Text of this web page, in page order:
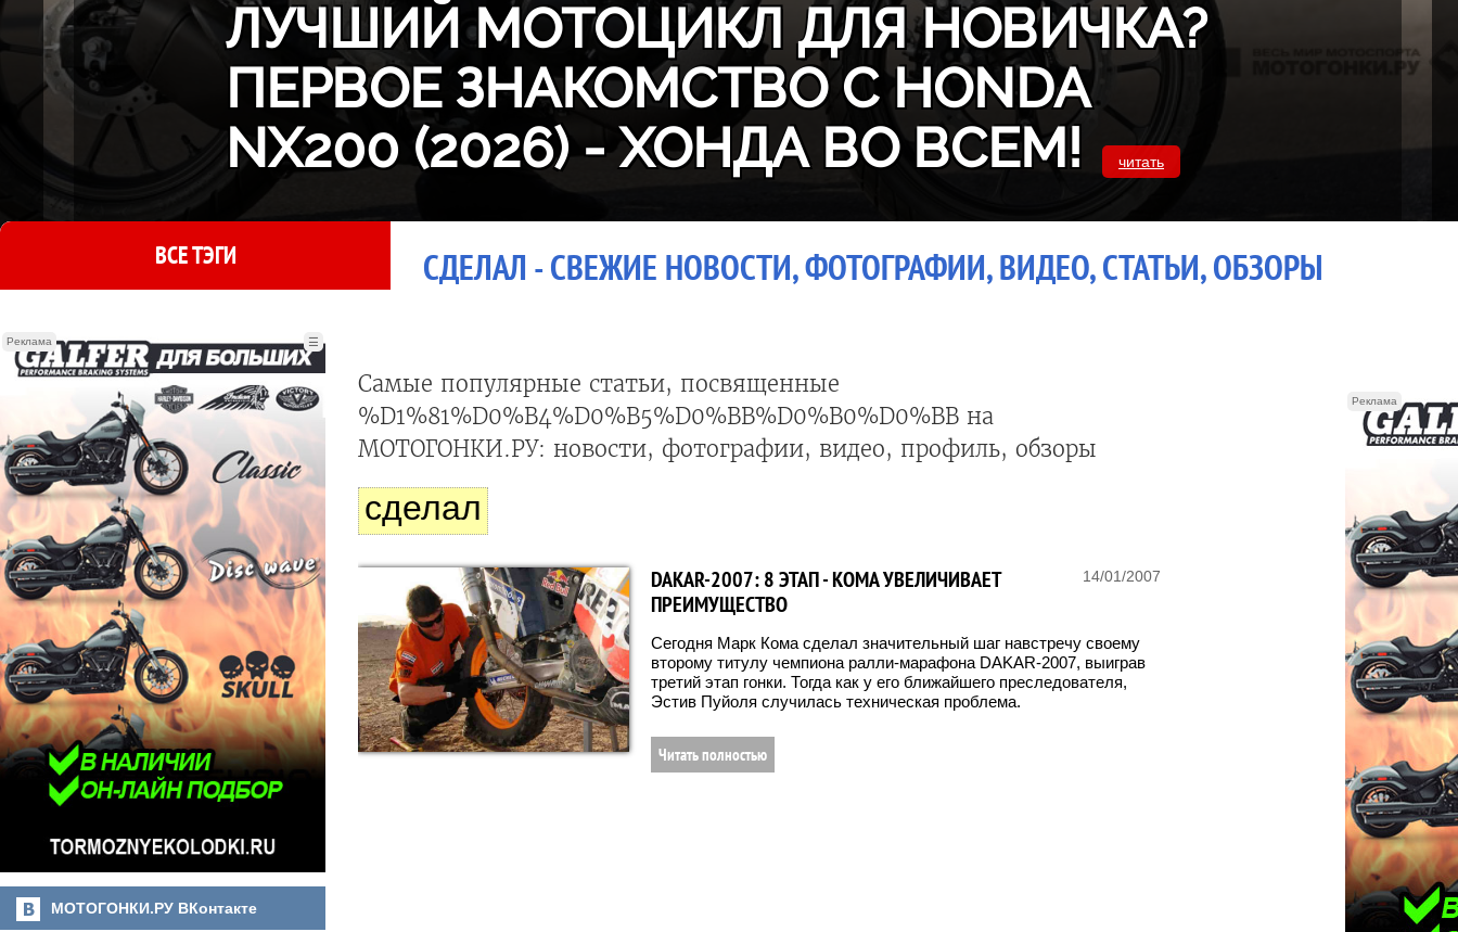
ЛУЧШИЙ МОТОЦИКЛ ДЛЯ НОВИЧКА?
ПЕРВОЕ ЗНАКОМСТВО С HONDA
NX200 (2026) - ХОНДА ВО ВСЕМ!
читать
ВСЕ ТЭГИ СДЕЛАЛ - СВЕЖИЕ НОВОСТИ, ФОТОГРАФИИ, ВИДЕО, СТАТЬИ, ОБЗОРЫ
Реклама ☰
МОТОГОНКИ.РУ ВКонтакте
Самые популярные статьи, посвященные
%D1%81%D0%B4%D0%B5%D0%BB%D0%B0%D0%BB на
МОТОГОНКИ.РУ: новости, фотографии, видео, профиль, обзоры
сделал
14/01/2007
DAKAR-2007: 8 ЭТАП - КОМА УВЕЛИЧИВАЕТ
ПРЕИМУЩЕСТВО
Сегодня Марк Кома сделал значительный шаг навстречу своему
второму титулу чемпиона ралли-марафона DAKAR-2007, выиграв
третий этап гонки. Тогда как у его ближайшего преследователя,
Эстив Пуйоля случилась техническая проблема.
Читать полностью
Реклама